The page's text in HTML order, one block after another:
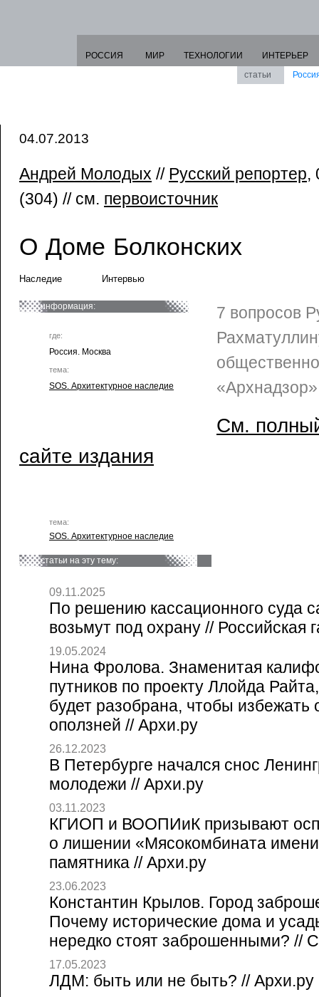
РОССИЯ МИР ТЕХНОЛОГИИ
ИНТЕРЬЕР
статьи
04.07.2013
Андрей Молодых // Русский репортер,
(304) // см. первоисточник
О Доме Болконских
Наследие Интервью
информация:
где:
Россия. Москва
тема:
SOS. Архитектурное наследие
7 вопросов
См.
сайте издания
тема:
SOS. Архитектурное наследие
статьи на эту тему:
09.11.2025
По решению кассационного суда
возьмут под охрану // Российская
19.05.2024
Нина Фролова. Знаменитая
путников по проекту Ллойда
будет разобрана, чтобы избежать
оползней // Архи.ру
26.12.2023
В Петербурге начался снос
молодежи // Архи.ру
03.11.2023
КГИОП и ВООПИиК призывают
о лишении «Мясокомбината
памятника // Архи.ру
23.06.2023
Константин Крылов. Город
Почему исторические дома и
нередко стоят заброшенными? //
17.05.2023
ЛДМ: быть или не быть? // Архи.ру